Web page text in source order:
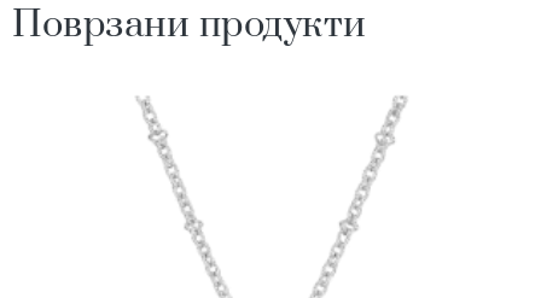
Поврзани продукти